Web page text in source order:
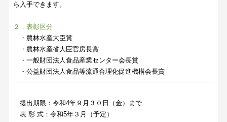
ら入手できます。
２．表彰区分
・農林水産大臣賞
・農林水産省大臣官房長賞
・一般財団法人食品産業センター会長賞
・公益財団法人食品等流通合理化促進機構会長賞
提出期限：令和4年９月３０日（金）まで
表 彰 式：令和5年３月（予定）